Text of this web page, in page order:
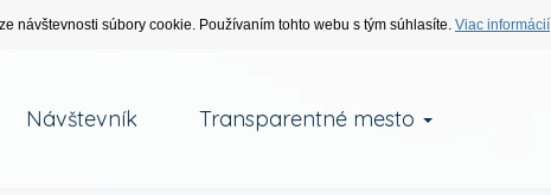
návštevnosti súbory cookie. Používaním tohto webu s tým súhlasíte. Viac informácií
Návštevník Transparentné mesto